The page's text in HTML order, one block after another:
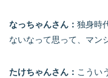
なっちゃんさん： 独身時
ないなって思って、マン
たけちゃんさん： こうい